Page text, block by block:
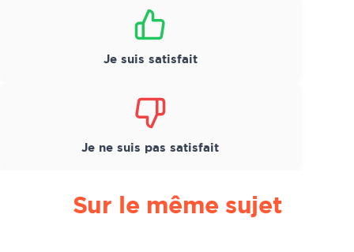
Je suis satisfait
Je ne suis pas satisfait
Sur le même sujet